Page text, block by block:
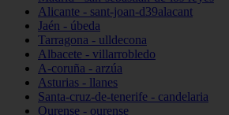
Alicante - sant-joan-d39alacant
Jaén - úbeda
Tarragona - ulldecona
Albacete - villarrobledo
A-coruña - arzúa
Asturias - llanes
Santa-cruz-de-tenerife - candelaria
Ourense - ourense